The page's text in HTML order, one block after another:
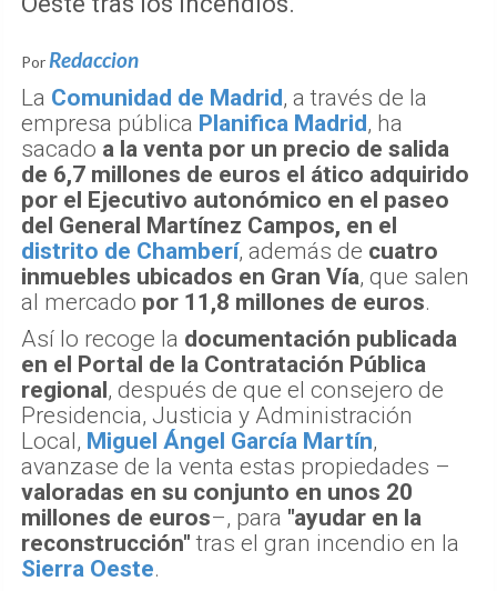
Por Redaccion
La Comunidad de Madrid, a través de la
empresa pública Planifica Madrid, ha
sacado a la venta por un precio de salida
de 6,7 millones de euros el ático adquirido
por el Ejecutivo autonómico en el paseo
del General Martínez Campos, en el
distrito de Chamberí, además de cuatro
inmuebles ubicados en Gran Vía, que salen
al mercado por 11,8 millones de euros.
Así lo recoge la documentación publicada
en el Portal de la Contratación Pública
regional, después de que el consejero de
Presidencia, Justicia y Administración
Local, Miguel Ángel García Martín,
avanzase de la venta estas propiedades –
valoradas en su conjunto en unos 20
millones de euros–, para "ayudar en la
reconstrucción" tras el gran incendio en la
Sierra Oeste.